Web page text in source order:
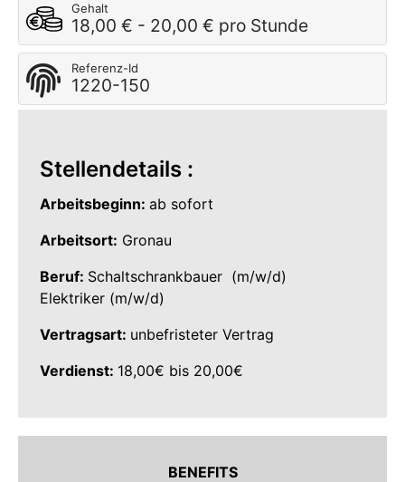
Gehalt
18,00 € - 20,00 € pro Stunde
Referenz-Id
1220-150
Stellendetails :
Arbeitsbeginn: ab sofort
Arbeitsort: Gronau
Beruf: Schaltschrankbauer (m/w/d)
Elektriker (m/w/d)
Vertragsart: unbefristeter Vertrag
Verdienst: 18,00€ bis 20,00€
BENEFITS